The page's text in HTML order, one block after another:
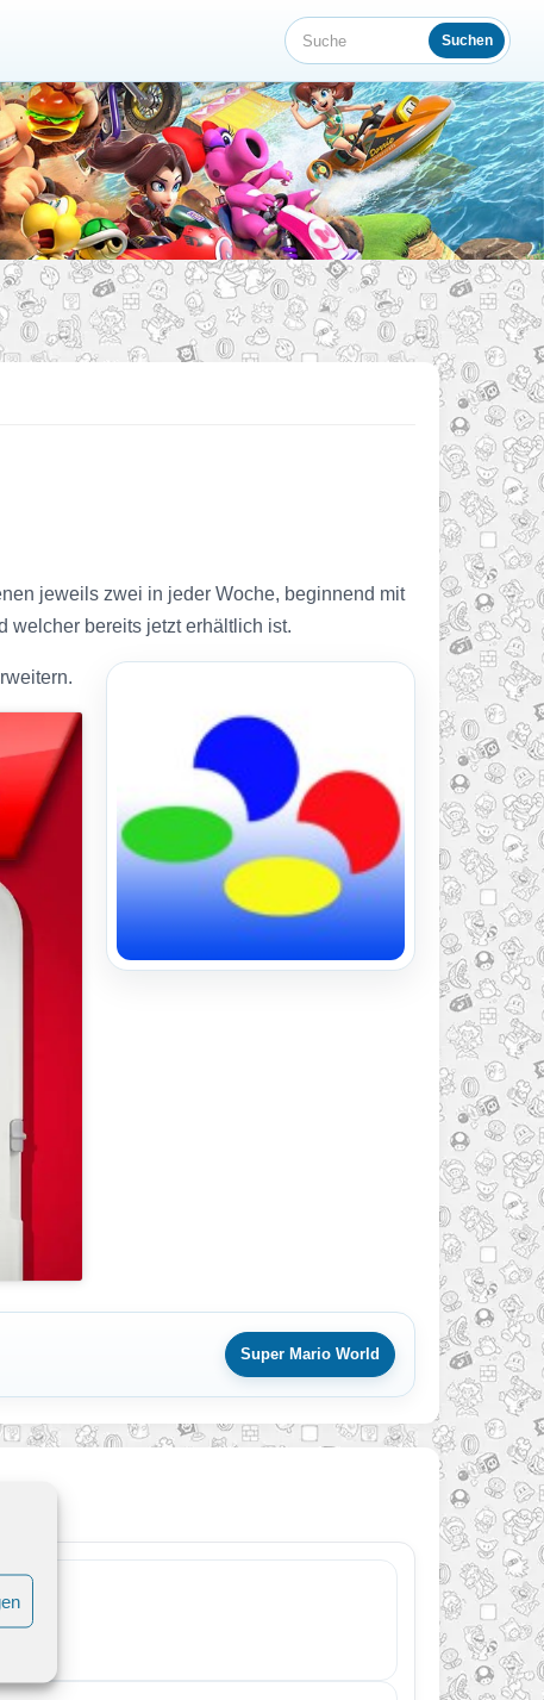
Suche Suchen
jeweils zwei in jeder Woche, beginnend mit
welcher bereits jetzt erhältlich ist.
Super Mario World
Mini…